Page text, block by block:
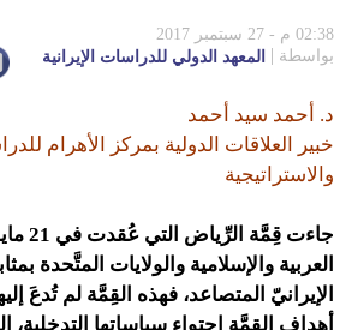
02:38 م - 27 سبتمبر 2017
بواسطة
المعهد الدولي للدراسات الإيرانية
د. أحمد سيد أحمد
خبير العلاقات الدولية بمركز الأهرام
والاستراتيجية
العربية والإسلامية والولايات المتَّحدة
الإيرانيّ المتصاعد، فهذه القِمَّة لم تُدعَ
أهداف القِمَّة احتواء سياساتها